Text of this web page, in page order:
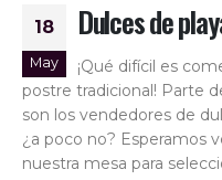
18
May
Dulces de
¡Qué difícil es
postre tradicional! Parte
son los vendedores de
¿a poco no? Esperamos
nuestra mesa para